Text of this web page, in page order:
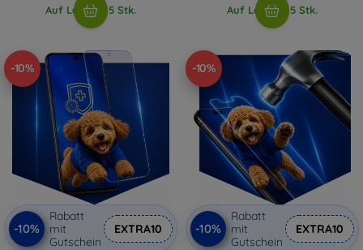
Auf Lager > 5 Stk. Auf Lager > 5 Stk.
-10%
-10%
Rabatt
mit
Gutschein
EXTRA10
-10%
-10%
Rabatt
mit
Gutschein
EXTRA10